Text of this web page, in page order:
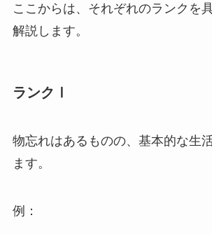
ここからは、それぞれのランクを
解説します。
ランクⅠ
物忘れはあるものの、基本的な生
ます。
例：